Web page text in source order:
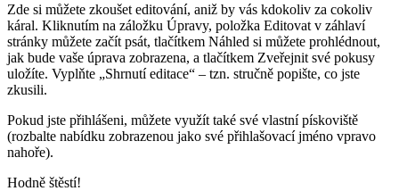
Zde si můžete zkoušet editování, aniž by vás kdokoliv za cokoliv
káral. Kliknutím na záložku Úpravy, položka Editovat v záhlaví
stránky můžete začít psát, tlačítkem Náhled si můžete prohlédnout,
jak bude vaše úprava zobrazena, a tlačítkem Zveřejnit své pokusy
uložíte. Vyplňte „Shrnutí editace“ – tzn. stručně popište, co jste
zkusili.
Pokud jste přihlášeni, můžete využít také své vlastní pískoviště
(rozbalte nabídku zobrazenou jako své přihlašovací jméno vpravo
nahoře).
Hodně štěstí!